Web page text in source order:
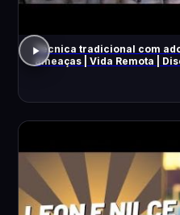
Técnica tradicional com
ameaças | Vida Remota |